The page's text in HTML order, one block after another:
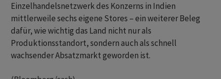
Einzelhandelsnetzwerk des Konzerns in Indien
mittlerweile sechs eigene Stores – ein weiterer Beleg
dafür, wie wichtig das Land nicht nur als
Produktionsstandort, sondern auch als schnell
wachsender Absatzmarkt geworden ist.